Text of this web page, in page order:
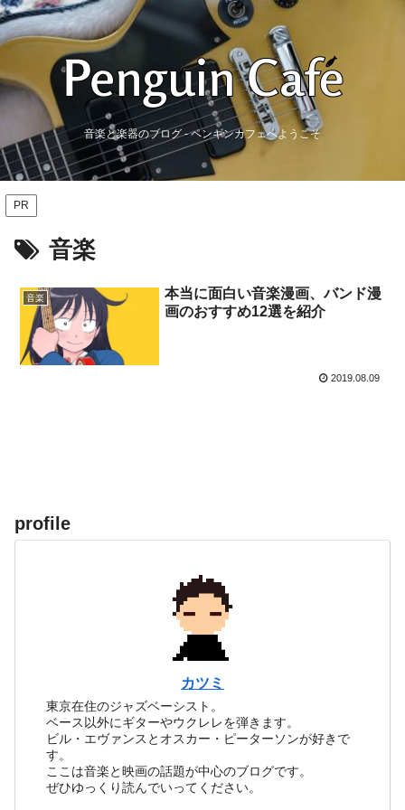
音楽と楽器のブログ - ペンギンカフェへようこそ
PR
音楽
音楽
本当に面白い音楽漫画、バンド漫
画のおすすめ12選を紹介
2019.08.09
profile
カツミ
東京在住のジャズベーシスト。
ベース以外にギターやウクレレを弾きます。
ビル・エヴァンスとオスカー・ピーターソンが好きで
す。
ここは音楽と映画の話題が中心のブログです。
ぜひゆっくり読んでいってください。